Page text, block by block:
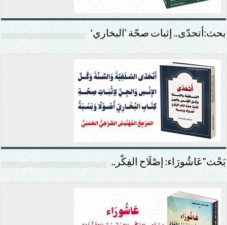
بحث:أتحدّى.. إثبات صحّة ’البخاري‘
بَحْث”عَاشُورَاء: إصْلَاح الفِكْر..